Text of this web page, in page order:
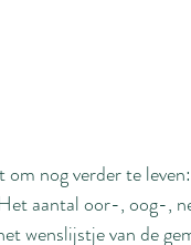
nog verder te
aantal oor-, oog-,
wenslijstje van de